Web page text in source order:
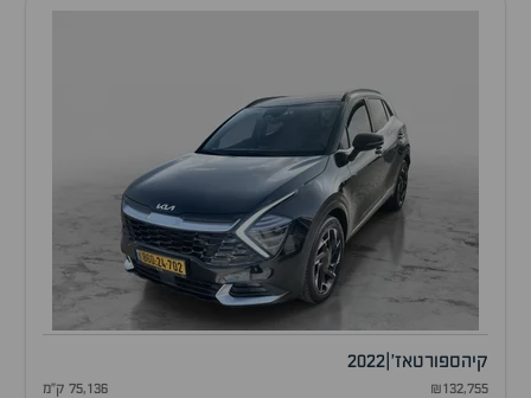
קיהספורטאז' 2022
₪132,755 75,136 ק"מ